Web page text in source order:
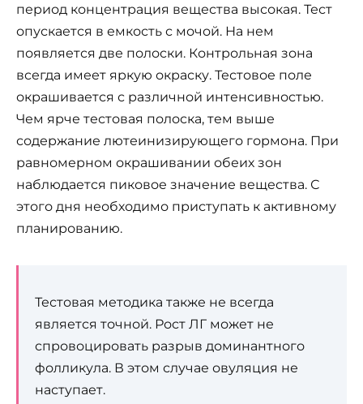
период концентрация вещества высокая. Тест
опускается в емкость с мочой. На нем
появляется две полоски. Контрольная зона
всегда имеет яркую окраску. Тестовое поле
окрашивается с различной интенсивностью.
Чем ярче тестовая полоска, тем выше
содержание лютеинизирующего гормона. При
равномерном окрашивании обеих зон
наблюдается пиковое значение вещества. С
этого дня необходимо приступать к активному
планированию.
Тестовая методика также не всегда
является точной. Рост ЛГ может не
спровоцировать разрыв доминантного
фолликула. В этом случае овуляция не
наступает.